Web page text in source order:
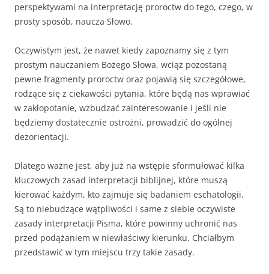
perspektywami na interpretację proroctw do tego, czego, w
prosty sposób, naucza Słowo.
Oczywistym jest, że nawet kiedy zapoznamy się z tym
prostym nauczaniem Bożego Słowa, wciąż pozostaną
pewne fragmenty proroctw oraz pojawią się szczegółowe,
rodzące się z ciekawości pytania, które będą nas wprawiać
w zakłopotanie, wzbudzać zainteresowanie i jeśli nie
będziemy dostatecznie ostrożni, prowadzić do ogólnej
dezorientacji.
Dlatego ważne jest, aby już na wstępie sformułować kilka
kluczowych zasad interpretacji biblijnej, które muszą
kierować każdym, kto zajmuje się badaniem eschatologii.
Są to niebudzące wątpliwości i same z siebie oczywiste
zasady interpretacji Pisma, które powinny uchronić nas
przed podążaniem w niewłaściwy kierunku. Chciałbym
przedstawić w tym miejscu trzy takie zasady.